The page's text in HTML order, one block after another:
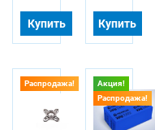
Купить Купить
Распродажа!
Акция!
Распродажа!